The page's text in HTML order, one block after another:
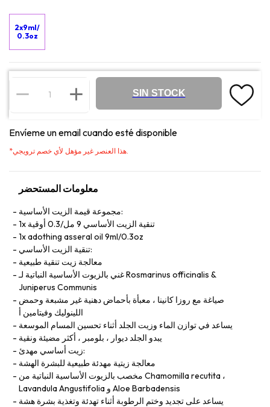
2x9ml/
0.3oz
SIN STOCK
Envíeme un email cuando esté disponible
*
معلومات المستحضر
مجموعة قيمة الزيت الأساسية:
1x تنقية الزيت الأساسي 9 مل/0.3 أوقية
1x adothing asseral oil 9ml/0.3oz
تنقية الزيت الأساسي:
معالجة زيت تنقية طبيعية
غني بالزيوت الأساسية النباتية لـ Rosmarinus officinalis &
Juniperus Communis
صياغة مع روزا كانينا ، معبأة بأحماض دهنية غير مشبعة وحمض
اللينوليك وفيتامين أ
يساعد في توازن الماء وزيت الجلد أثناء تحسين المسام الموسعة
يبدو الجلد ديوار ، بلومبر ، أكثر مضيئة ونقية
زيت أساسي مهدئ:
معالجة زيتية مهدئة طبيعية للبشرة الهشة
مخصب بالزيوت الأساسية النباتية من Chamomilla recutita ،
Lavandula Angustifolia و Aloe Barbadensis
يساعد على تجديد وختم الرطوبة أثناء تهدئة وتغذية بشرة هشة